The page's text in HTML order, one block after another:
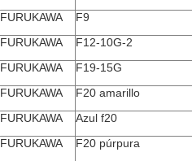
FURUKAWA
F9
FURUKAWA
F12-10G-2
FURUKAWA
F19-15G
FURUKAWA
F20 amarillo
FURUKAWA
Azul f20
FURUKAWA
F20 púrpura